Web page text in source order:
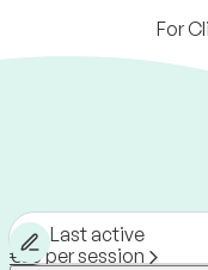
For
€85 per session
Last active